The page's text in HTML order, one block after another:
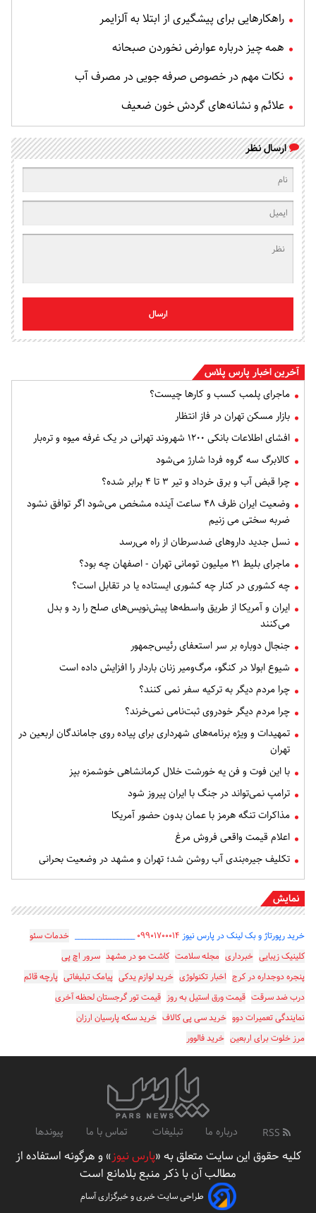
راهکارهایی برای پیشگیری از ابتلا به آلزایمر
همه چیز درباره عوارض نخوردن صبحانه
نکات مهم در خصوص صرفه جویی در مصرف آب
علائم و نشانه‌های گردش خون ضعیف
ارسال نظر
ارسال
آخرین اخبار پارس پلاس
ماجرای پلمب کسب و کارها چیست؟
بازار مسکن تهران در فاز انتظار
افشای اطلاعات بانکی ۱۲۰۰ شهروند تهرانی در یک غرفه میوه و تره‌بار
کالابرگ سه گروه فردا شارژ می‌شود
چرا قبض آب و برق خرداد و تیر ۳ تا ۴ برابر شده؟
وضعیت ایران ظرف ۴۸ ساعت آینده مشخص می‌شود اگر توافق نشود
ضربه سختی می زنیم
نسل جدید داروهای ضدسرطان از راه می‌رسد
ماجرای بلیط ۲۱ میلیون تومانی تهران - اصفهان چه بود؟
چه کشوری در کنار چه کشوری ایستاده یا در تقابل است؟
ایران و آمریکا از طریق واسطه‌ها پیش‌نویس‌های صلح را رد و بدل
می‌کنند
جنجال دوباره بر سر استعفای رئیس‌جمهور
شیوع ابولا در کنگو، مرگ‌ومیر زنان باردار را افزایش داده است
چرا مردم دیگر به ترکیه سفر نمی کنند؟
چرا مردم دیگر خودروی ثبت‌نامی نمی‌خرند؟
تمهیدات و ویژه برنامه‌های شهرداری برای پیاده روی جاماندگان اربعین در
تهران
با این فوت و فن یه خورشت خلال کرمانشاهی خوشمزه بپز
ترامپ نمی‌تواند در جنگ با ایران پیروز شود
مذاکرات تنگه هرمز با عمان بدون حضور آمریکا
اعلام قیمت واقعی فروش مرغ
تکلیف جیره‌بندی آب روشن شد؛ تهران و مشهد در وضعیت بحرانی
نمایش
خرید رپورتاژ و بک لینک در پارس نیوز ۰۹۹۰۱۷۰۰۰۱۴_________________ خدمات سئو
کلینیک زیبایی خبرداری مجله سلامت کاشت مو در مشهد سرور اچ پی
پنجره دوجداره در کرج اخبار تکنولوژی خرید لوازم یدکی پیامک تبلیغاتی پارچه قائم
درب ضد سرقت قیمت ورق استیل به روز قیمت تور گرجستان لحظه آخری
نمایندگی تعمیرات دوو خرید سی پی کالاف خرید سکه پارسیان ارزان
مرز خلوت برای اربعین خرید فالوور
درباره ما تبلیغات تماس با ما پیوندها
کلیه حقوق این سایت متعلق به «پارس نیوز» و هرگونه استفاده از
مطالب آن با ذکر منبع بلامانع است
طراحی سایت خبری و خبرگزاری آسام